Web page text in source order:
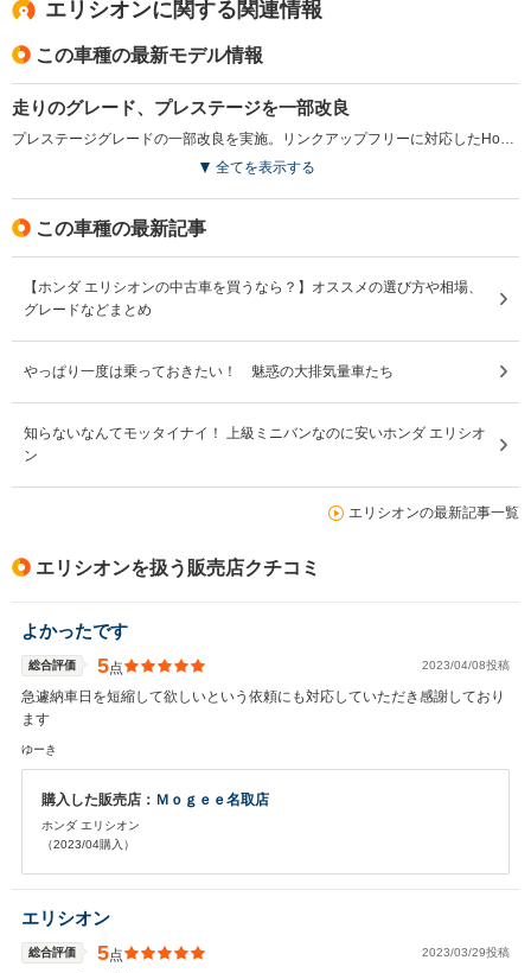
エリシオンに関する関連情報
この車種の最新モデル情報
走りのグレード、プレステージを一部改良
全てを表示する
この車種の最新記事
【ホンダ エリシオンの中古車を買うなら？】オススメの選び方や相場、
グレードなどまとめ
やっぱり一度は乗っておきたい！ 魅惑の大排気量車たち
知らないなんてモッタイナイ！ 上級ミニバンなのに安いホンダ エリシオ
ン
エリシオンの最新記事一覧
エリシオンを扱う販売店クチコミ
よかったです
総合評価 5点 2023/04/08投稿
急遽納車日を短縮して欲しいという依頼にも対応していただき感謝しており
ます
ゆーき
購入した販売店： Ｍｏｇｅｅ名取店
ホンダ エリシオン
（2023/04購入）
エリシオン
総合評価 5点 2023/03/29投稿